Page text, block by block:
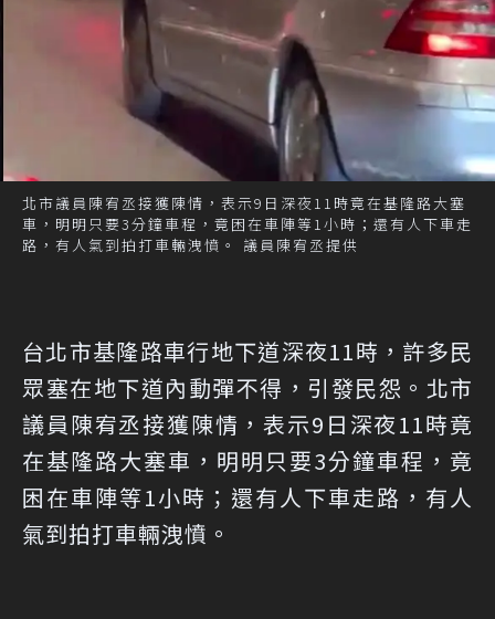
北市議員陳宥丞接獲陳情，表示9日深夜11時竟在基隆路大塞
車，明明只要3分鐘車程，竟困在車陣等1小時；還有人下車走
路，有人氣到拍打車輛洩憤。 議員陳宥丞提供
台北市基隆路車行地下道深夜11時，許多民
眾塞在地下道內動彈不得，引發民怨。北市
議員陳宥丞接獲陳情，表示9日深夜11時竟
在基隆路大塞車，明明只要3分鐘車程，竟
困在車陣等1小時；還有人下車走路，有人
氣到拍打車輛洩憤。